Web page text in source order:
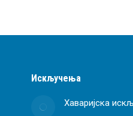
Искључења
Хаваријска